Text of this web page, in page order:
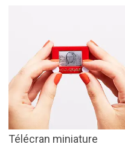
Télécran miniature